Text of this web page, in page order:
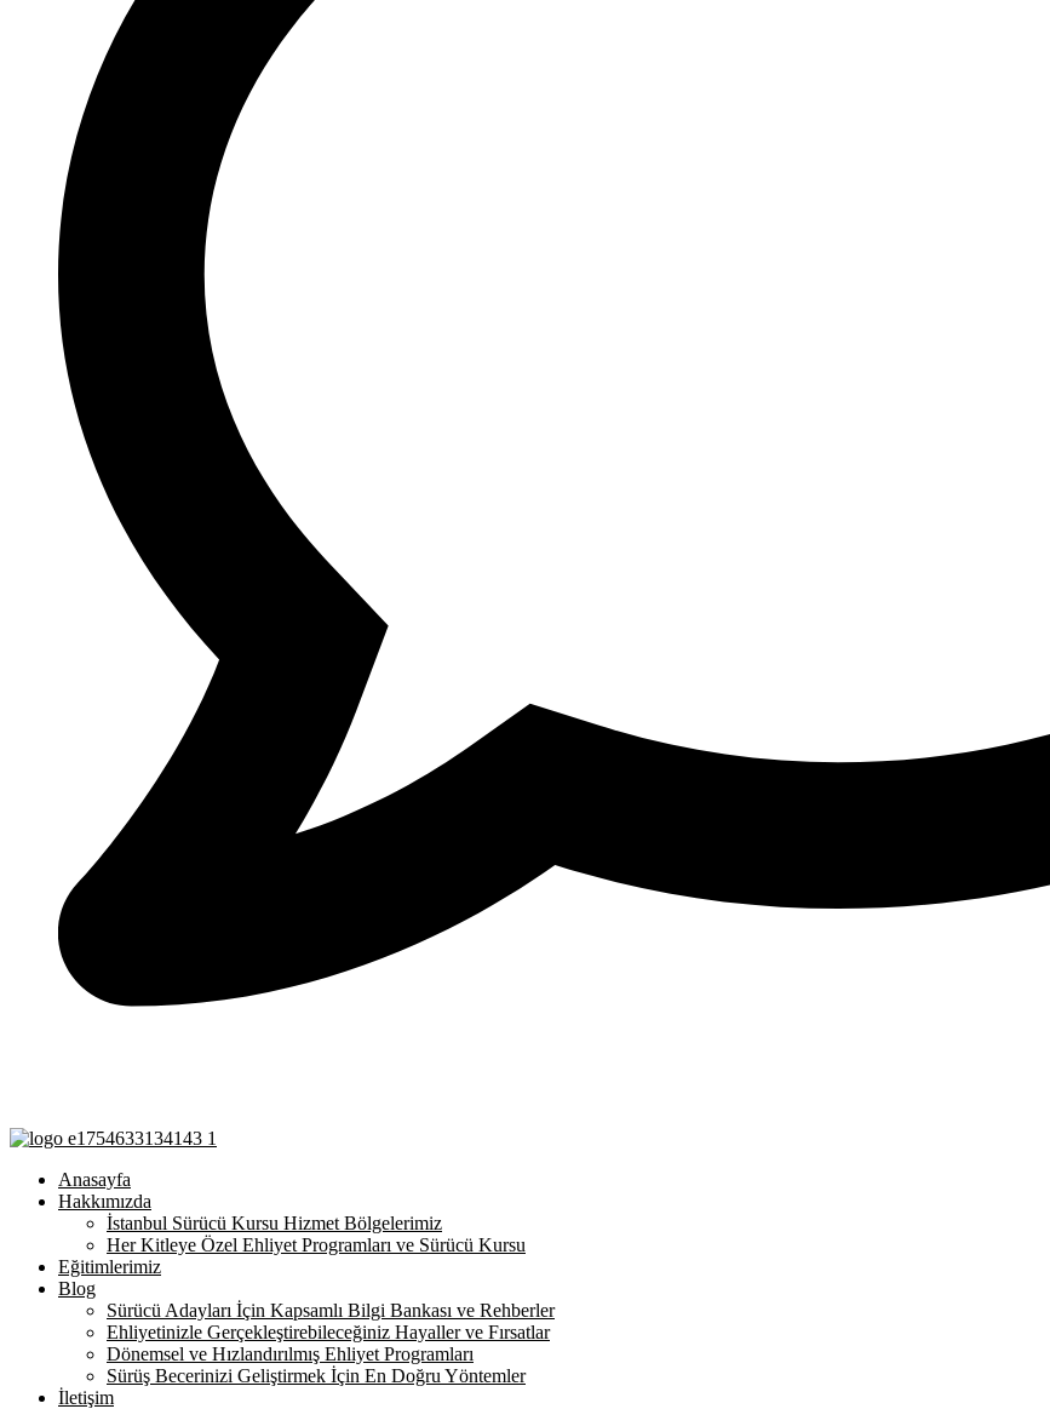
Anasayfa
Hakkımızda
İstanbul Sürücü Kursu Hizmet Bölgelerimiz
Her Kitleye Özel Ehliyet Programları ve Sürücü Kursu
Eğitimlerimiz
Blog
Sürücü Adayları İçin Kapsamlı Bilgi Bankası ve Rehberler
Ehliyetinizle Gerçekleştirebileceğiniz Hayaller ve Fırsatlar
Dönemsel ve Hızlandırılmış Ehliyet Programları
Sürüş Becerinizi Geliştirmek İçin En Doğru Yöntemler
İletişim